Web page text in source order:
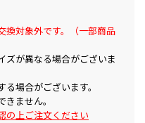
換対象外です。（一部商品
が異なる場合がございま
場合がございます。
ません。
の上ご注文ください